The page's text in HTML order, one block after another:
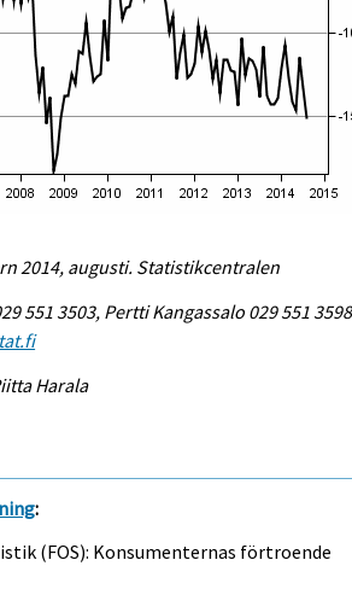
2014, augusti. Statistikcentralen
551 3503, Pertti Kangassalo 029 551
Harala
:
(FOS): Konsumenternas förtroende